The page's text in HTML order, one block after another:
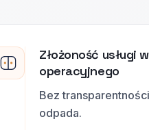
Złożoność usługi
operacyjnego
Bez
odpada.